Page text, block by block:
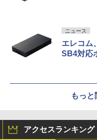
ニュース
エレコム
SB4対応
もっ
アクセスランキング